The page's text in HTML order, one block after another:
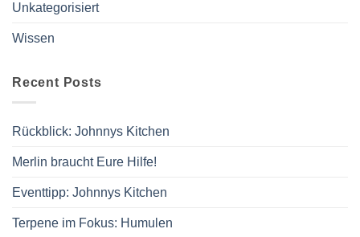
Unkategorisiert
Wissen
Recent Posts
Rückblick: Johnnys Kitchen
Merlin braucht Eure Hilfe!
Eventtipp: Johnnys Kitchen
Terpene im Fokus: Humulen